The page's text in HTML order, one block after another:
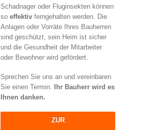
Schadnager oder Fluginsekten können
so effektiv ferngehalten werden. Die
Anlagen oder Vorräte Ihres Bauherren
sind geschützt, sein Heim ist sicher
und die Gesundheit der Mitarbeiter
oder Bewohner wird gefördert.
Sprechen Sie uns an und vereinbaren
Sie einen Termin.
Ihr Bauherr wird es
Ihnen danken.
ZUR